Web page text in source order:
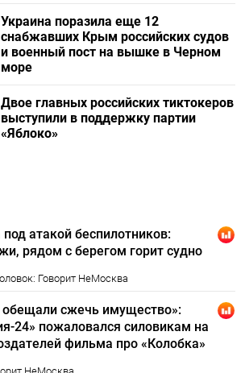
Украина поразила еще 12
снабжавших Крым российских судов
и военный пост на вышке в Черном
море
Двое главных российских тиктокеров
выступили в поддержку партии
«Яблоко»